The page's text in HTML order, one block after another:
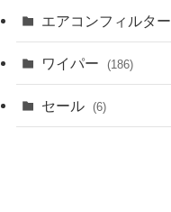
エアコンフィルター
ワイパー (186)
セール (6)